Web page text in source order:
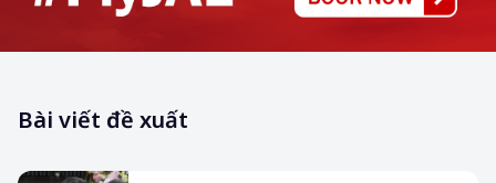
Bài viết đề xuất